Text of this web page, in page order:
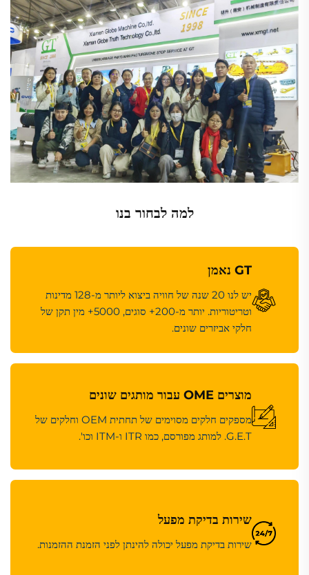
למה לבחור בנו
GT נאמן
יש לנו 20 שנה של חוויה ביצוא ליותר מ-128 מדינות
וטריטוריות. יותר מ-200+ סוגים, 5000+ מין תקן של
חלקי אביזרים שונים.
מוצרים OME עבור מותגים שונים
מספקים חלקים מסוימים של תחתית OEM וחלקים של
G.E.T. למותג מפורסם, כמו ITR ו-ITM וכו'.
שירות בדיקת מפעל
שירות בדיקת מפעל יכולה להינתן לפני הזמנת ההזמנות.